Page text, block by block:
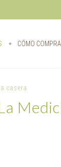
CÓMO
casera